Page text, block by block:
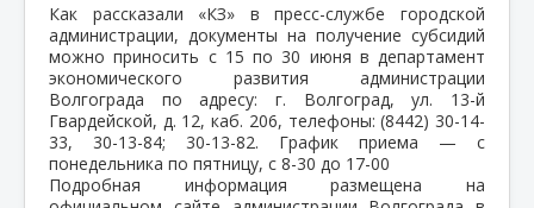
Как рассказали «КЗ» в пресс-службе городской
администрации, документы на получение субсидий
можно приносить с 15 по 30 июня в департамент
экономического развития администрации
Волгограда по адресу: г. Волгоград, ул. 13-й
Гвардейской, д. 12, каб. 206, телефоны: (8442) 30-14-
33, 30-13-84; 30-13-82. График приема — с
понедельника по пятницу, с 8-30 до 17-00
Подробная информация размещена на